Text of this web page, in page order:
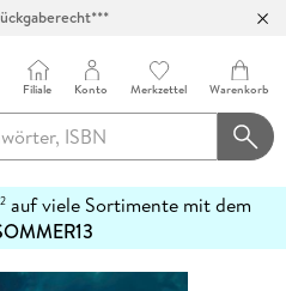
Filiale Konto Merkzettel Warenkorb
auf viele Sortimente mit dem